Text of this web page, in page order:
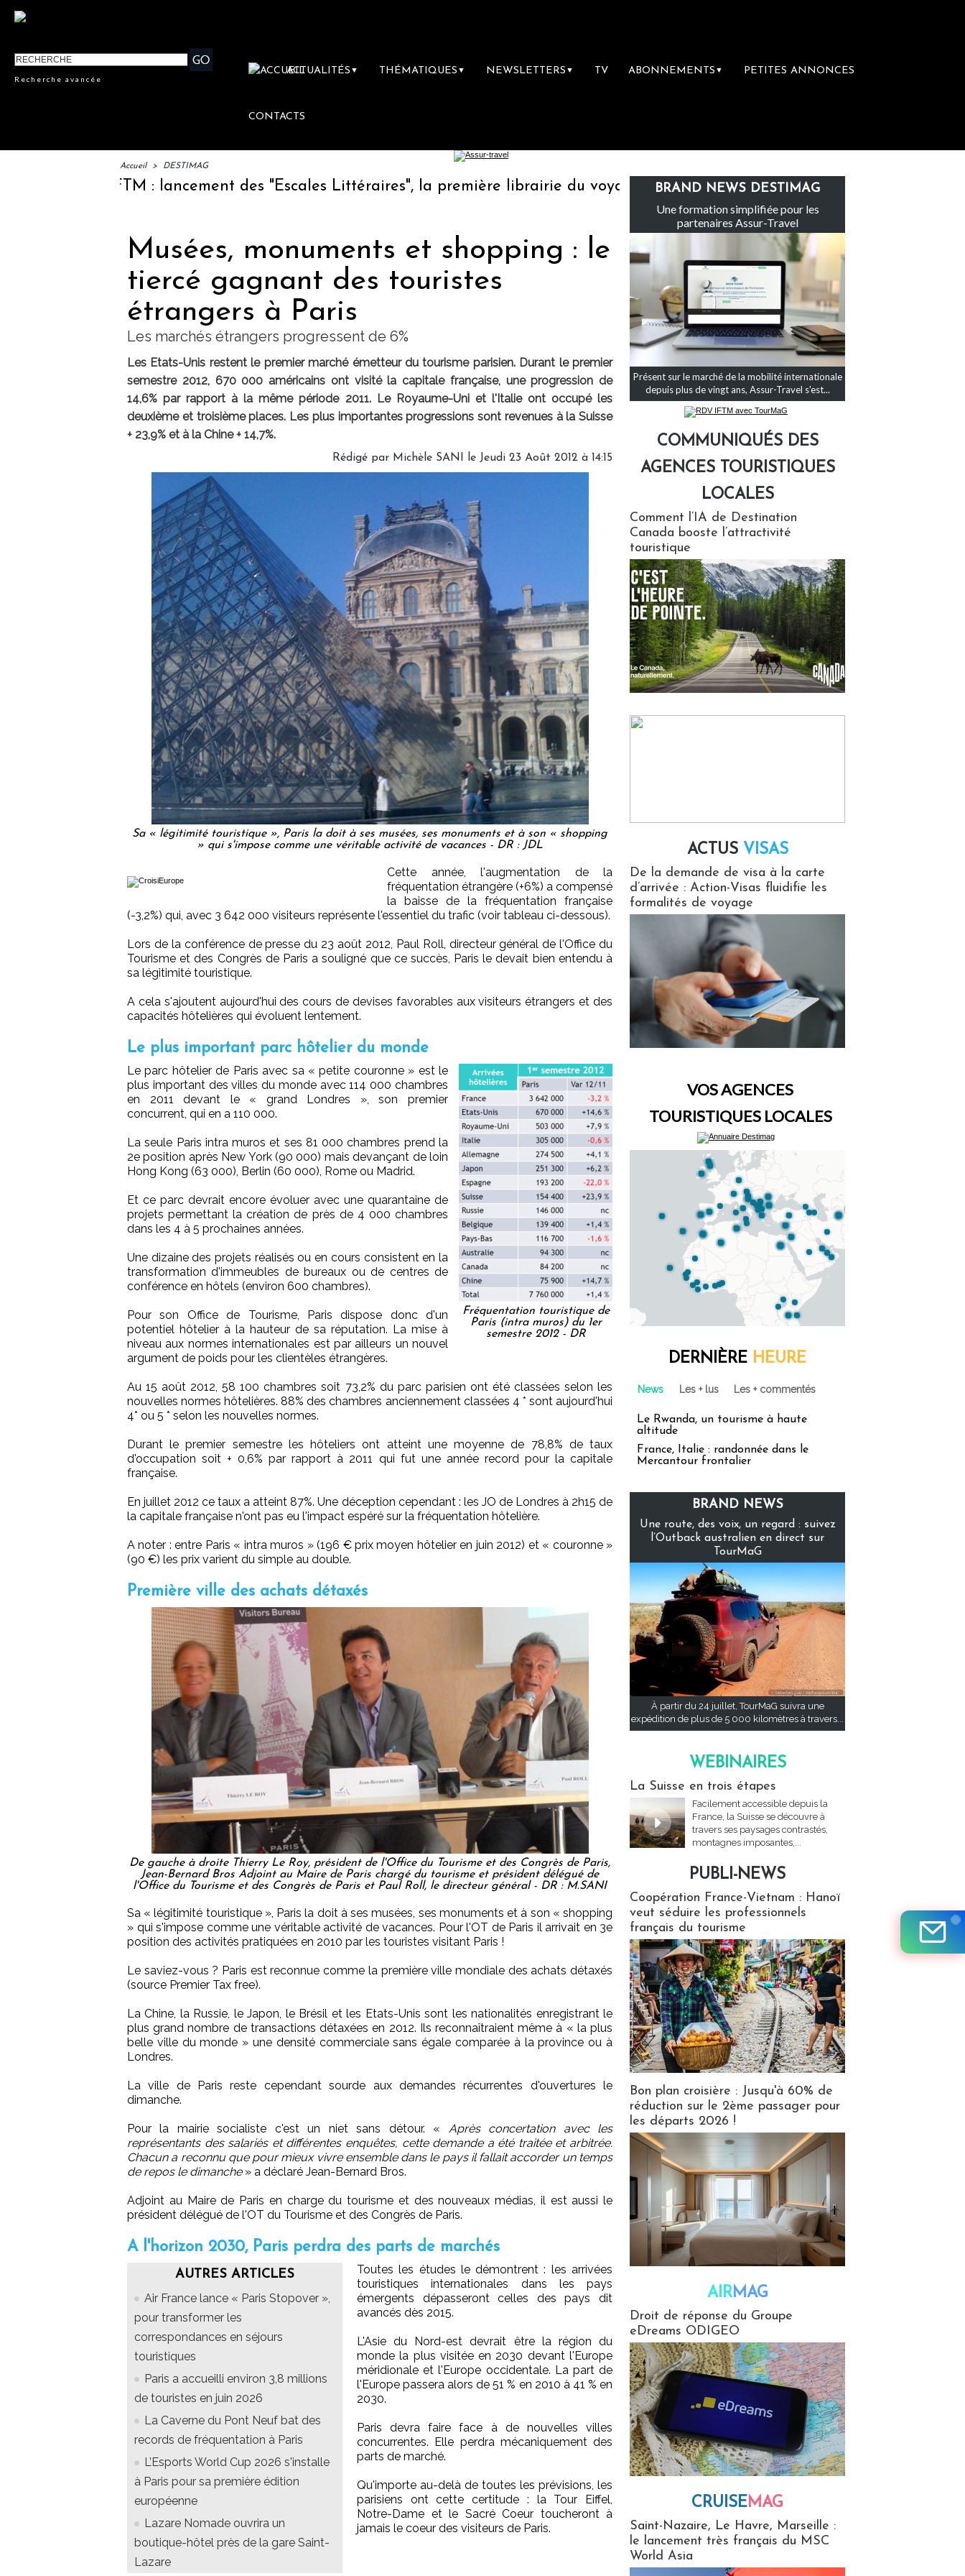
Recherche avancée
ACTUALITÉS ▼ THÉMATIQUES ▼ NEWSLETTERS ▼ TV ABONNEMENTS ▼ PETITES ANNONCES
CONTACTS
Accueil > DESTIMAG
IFTM : lancement des "Escales Littéraires", la première librairie du voyage Le groupe Sainte-Claire rachète Eden Tour
Musées, monuments et shopping : le
tiercé gagnant des touristes
étrangers à Paris
Les marchés étrangers progressent de 6%
Les Etats-Unis restent le premier marché émetteur du tourisme parisien. Durant le premier
semestre 2012, 670 000 américains ont visité la capitale française, une progression de
14,6% par rapport à la même période 2011. Le Royaume-Uni et l'Italie ont occupé les
deuxième et troisième places. Les plus importantes progressions sont revenues à la Suisse
+ 23,9% et à la Chine + 14,7%.
Rédigé par Michèle SANI le Jeudi 23 Août 2012 à 14:15
Sa « légitimité touristique », Paris la doit à ses musées, ses monuments et à son « shopping
» qui s'impose comme une véritable activité de vacances - DR : JDL
Cette année, l'augmentation de la
fréquentation étrangère (+6%) a compensé
la baisse de la fréquentation française
(-3,2%) qui, avec 3 642 000 visiteurs représente l'essentiel du trafic (voir tableau ci-dessous).
Lors de la conférence de presse du 23 août 2012, Paul Roll, directeur général de l'Office du
Tourisme et des Congrès de Paris a souligné que ce succès, Paris le devait bien entendu à
sa légitimité touristique.
A cela s'ajoutent aujourd'hui des cours de devises favorables aux visiteurs étrangers et des
capacités hôtelières qui évoluent lentement.
Le plus important parc hôtelier du monde
Fréquentation touristique de
Paris (intra muros) du 1er
semestre 2012 - DR
Le parc hôtelier de Paris avec sa « petite couronne » est le
plus important des villes du monde avec 114 000 chambres
en 2011 devant le « grand Londres », son premier
concurrent, qui en a 110 000.
La seule Paris intra muros et ses 81 000 chambres prend la
2e position après New York (90 000) mais devançant de loin
Hong Kong (63 000), Berlin (60 000), Rome ou Madrid.
Et ce parc devrait encore évoluer avec une quarantaine de
projets permettant la création de près de 4 000 chambres
dans les 4 à 5 prochaines années.
Une dizaine des projets réalisés ou en cours consistent en la
transformation d'immeubles de bureaux ou de centres de
conférence en hôtels (environ 600 chambres).
Pour son Office de Tourisme, Paris dispose donc d'un
potentiel hôtelier à la hauteur de sa réputation. La mise à
niveau aux normes internationales est par ailleurs un nouvel
argument de poids pour les clientèles étrangères.
Au 15 août 2012, 58 100 chambres soit 73,2% du parc parisien ont été classées selon les
nouvelles normes hôtelières. 88% des chambres anciennement classées 4 * sont aujourd'hui
4* ou 5 * selon les nouvelles normes.
Durant le premier semestre les hôteliers ont atteint une moyenne de 78,8% de taux
d'occupation soit + 0,6% par rapport à 2011 qui fut une année record pour la capitale
française.
En juillet 2012 ce taux a atteint 87%. Une déception cependant : les JO de Londres à 2h15 de
la capitale française n'ont pas eu l'impact espéré sur la fréquentation hôtelière.
A noter : entre Paris « intra muros » (196 € prix moyen hôtelier en juin 2012) et « couronne »
(90 €) les prix varient du simple au double.
Première ville des achats détaxés
De gauche à droite Thierry Le Roy, président de l'Office du Tourisme et des Congrès de Paris,
Jean-Bernard Bros Adjoint au Maire de Paris chargé du tourisme et président délégué de
l'Office du Tourisme et des Congrès de Paris et Paul Roll, le directeur général - DR : M.SANI
Sa « légitimité touristique », Paris la doit à ses musées, ses monuments et à son « shopping
» qui s'impose comme une véritable activité de vacances. Pour l'OT de Paris il arrivait en 3e
position des activités pratiquées en 2010 par les touristes visitant Paris !
Le saviez-vous ? Paris est reconnue comme la première ville mondiale des achats détaxés
(source Premier Tax free).
La Chine, la Russie, le Japon, le Brésil et les Etats-Unis sont les nationalités enregistrant le
plus grand nombre de transactions détaxées en 2012. Ils reconnaîtraient même à « la plus
belle ville du monde » une densité commerciale sans égale comparée à la province ou à
Londres.
La ville de Paris reste cependant sourde aux demandes récurrentes d'ouvertures le
dimanche.
Pour la mairie socialiste c'est un niet sans détour. « Après concertation avec les
représentants des salariés et différentes enquêtes, cette demande a été traitée et arbitrée.
Chacun a reconnu que pour mieux vivre ensemble dans le pays il fallait accorder un temps
de repos le dimanche» a déclaré Jean-Bernard Bros.
Adjoint au Maire de Paris en charge du tourisme et des nouveaux médias, il est aussi le
président délégué de l'OT du Tourisme et des Congrès de Paris.
A l'horizon 2030, Paris perdra des parts de marchés
AUTRES ARTICLES
Air France lance « Paris Stopover »,
pour transformer les
correspondances en séjours
touristiques
Paris a accueilli environ 3,8 millions
de touristes en juin 2026
La Caverne du Pont Neuf bat des
records de fréquentation à Paris
L’Esports World Cup 2026 s'installe
à Paris pour sa première édition
européenne
Lazare Nomade ouvrira un
boutique-hôtel près de la gare Saint-
Lazare
Toutes les études le démontrent : les arrivées
touristiques internationales dans les pays
émergents dépasseront celles des pays dit
avancés dès 2015.
L'Asie du Nord-est devrait être la région du
monde la plus visitée en 2030 devant l'Europe
méridionale et l'Europe occidentale. La part de
l'Europe passera alors de 51 % en 2010 à 41 % en
2030.
Paris devra faire face à de nouvelles villes
concurrentes. Elle perdra mécaniquement des
parts de marché.
Qu'importe au-delà de toutes les prévisions, les
parisiens ont cette certitude : la Tour Eiffel,
Notre-Dame et le Sacré Coeur toucheront à
jamais le coeur des visiteurs de Paris.
BRAND NEWS DESTIMAG
Une formation simplifiée pour les
partenaires Assur-Travel
Présent sur le marché de la mobilité internationale
depuis plus de vingt ans, Assur-Travel s'est...
COMMUNIQUÉS DES
AGENCES TOURISTIQUES
LOCALES
Comment l’IA de Destination
Canada booste l’attractivité
touristique
ACTUS VISAS
De la demande de visa à la carte
d’arrivée : Action-Visas fluidifie les
formalités de voyage
VOS AGENCES
TOURISTIQUES LOCALES
DERNIÈRE HEURE
News Les + lus Les + commentés
Le Rwanda, un tourisme à haute
altitude
France, Italie : randonnée dans le
Mercantour frontalier
BRAND NEWS
Une route, des voix, un regard : suivez
l’Outback australien en direct sur
TourMaG
À partir du 24 juillet, TourMaG suivra une
expédition de plus de 5 000 kilomètres à travers...
WEBINAIRES
La Suisse en trois étapes
Facilement accessible depuis la
France, la Suisse se découvre à
travers ses paysages contrastés,
montagnes imposantes,...
PUBLI-NEWS
Coopération France-Vietnam : Hanoï
veut séduire les professionnels
français du tourisme
Bon plan croisière : Jusqu'à 60% de
réduction sur le 2ème passager pour
les départs 2026 !
AIRMAG
Droit de réponse du Groupe
eDreams ODIGEO
CRUISEMAG
Saint-Nazaire, Le Havre, Marseille :
le lancement très français du MSC
World Asia